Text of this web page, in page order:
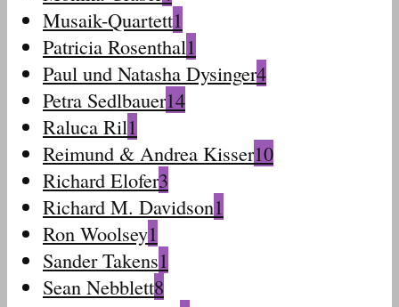
Musaik-Quartett1
Patricia Rosenthal1
Paul und Natasha Dysinger4
Petra Sedlbauer14
Raluca Ril1
Reimund & Andrea Kisser10
Richard Elofer3
Richard M. Davidson1
Ron Woolsey1
Sander Takens1
Sean Nebblett8